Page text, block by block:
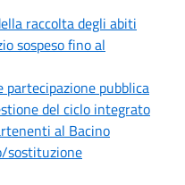
raccolta degli abiti
sospeso fino al
pubblica
del ciclo integrato
al Bacino
sostituzione